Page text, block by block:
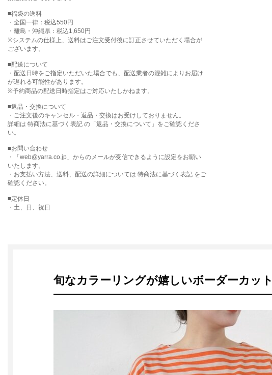
■福袋の送料
・全国一律：税込550円
・離島・沖縄県：税込1,650円
※システムの仕様上、送料はご注文受付後に訂正させていただく場合が
ございます。
■配送について
・配送日時をご指定いただいた場合でも、配送業者の混雑によりお届け
が遅れる可能性があります。
※予約商品の配送日時指定はご対応いたしかねます。
■返品・交換について
・ご注文後のキャンセル・返品・交換はお受けしておりません。
詳細は 特商法に基づく表記 の「返品・交換について」をご確認くださ
い。
■お問い合わせ
・「web@yarra.co.jp」からのメールが受信できるように設定をお願い
いたします。
・お支払い方法、送料、配送の詳細については 特商法に基づく表記 をご
確認ください。
■定休日
・土、日、祝日
旬なカラーリングが嬉しいボーダーカッ